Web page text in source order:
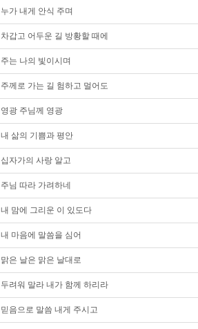
누가 내게 안식 주며
차갑고 어두운 길 방황할 때에
주는 나의 빛이시며
주께로 가는 길 험하고 멀어도
영광 주님께 영광
내 삶의 기쁨과 평안
십자가의 사랑 알고
주님 따라 가려하네
내 맘에 그리운 이 있도다
내 마음에 말씀을 심어
맑은 날은 맑은 날대로
두려워 말라 내가 함께 하리라
믿음으로 말씀 내게 주시고